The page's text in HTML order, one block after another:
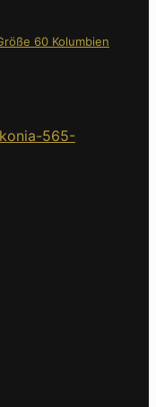
60 Kolumbien